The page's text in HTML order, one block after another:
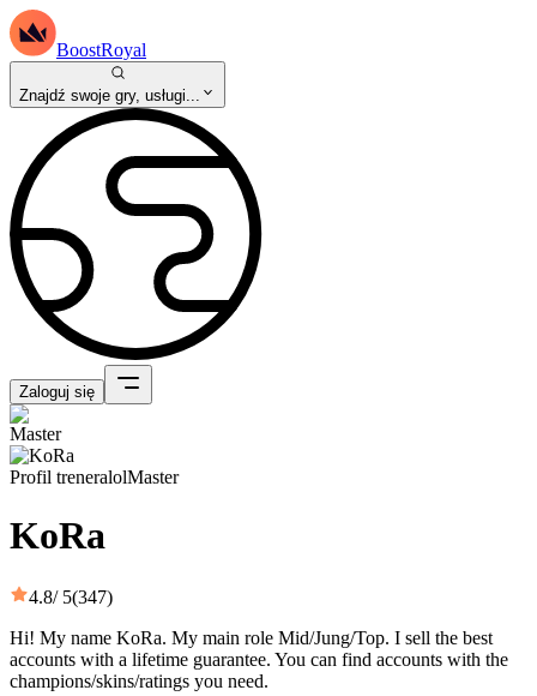
BoostRoyal
Znajdź swoje gry, usługi...
Zaloguj się
Profil treneralolMaster
KoRa
4.8/ 5(347)
Hi! My name KoRa. My main role Mid/Jung/Top. I sell the best
accounts with a lifetime guarantee. You can find accounts with the
champions/skins/ratings you need.